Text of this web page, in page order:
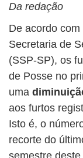
Da redação
De acordo
Secretaria de
(SSP-SP), os
de Posse no
uma
aos furtos
Isto é, o
recorte do